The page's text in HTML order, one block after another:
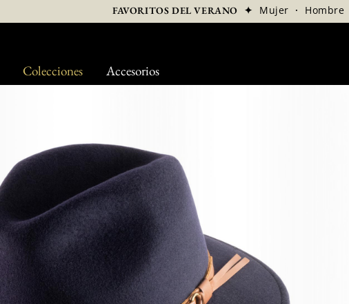
Colecciones Accesorios
FAVORITOS DEL VERANO ✦ Mujer · Hombre